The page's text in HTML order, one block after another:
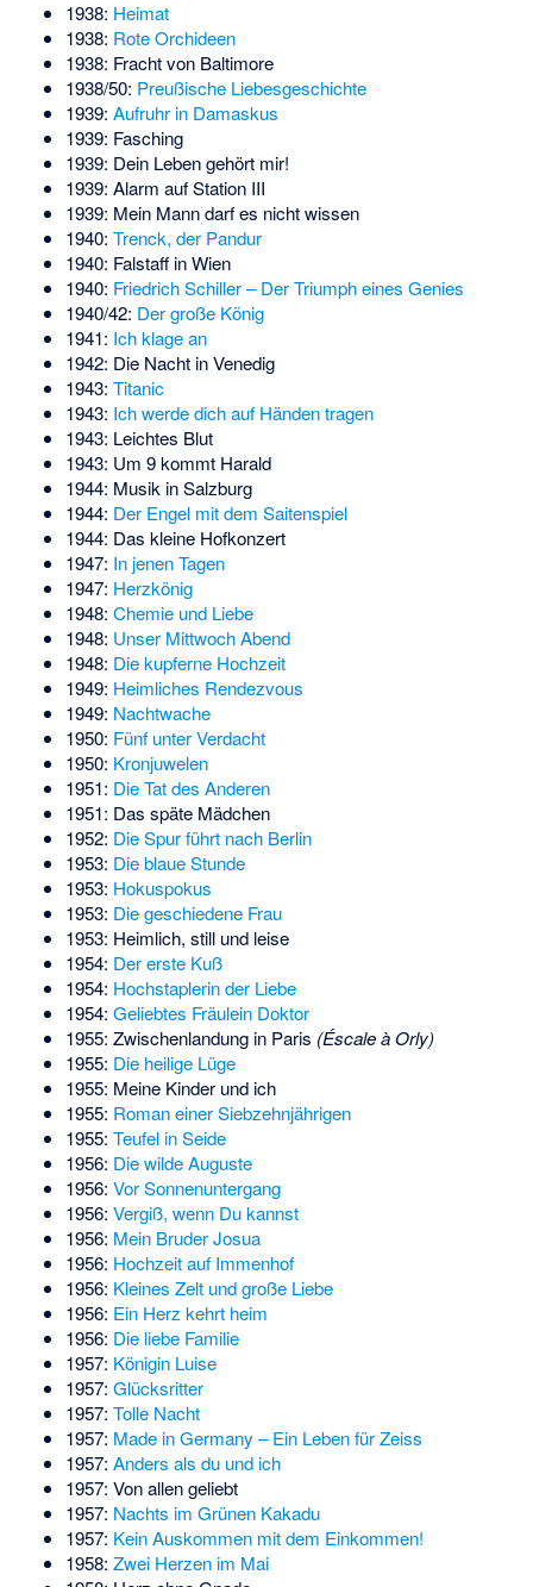
1938: Heimat
1938: Rote Orchideen
1938: Fracht von Baltimore
1938/50: Preußische Liebesgeschichte
1939: Aufruhr in Damaskus
1939: Fasching
1939: Dein Leben gehört mir!
1939: Alarm auf Station III
1939: Mein Mann darf es nicht wissen
1940: Trenck, der Pandur
1940: Falstaff in Wien
1940: Friedrich Schiller – Der Triumph eines Genies
1940/42: Der große König
1941: Ich klage an
1942: Die Nacht in Venedig
1943: Titanic
1943: Ich werde dich auf Händen tragen
1943: Leichtes Blut
1943: Um 9 kommt Harald
1944: Musik in Salzburg
1944: Der Engel mit dem Saitenspiel
1944: Das kleine Hofkonzert
1947: In jenen Tagen
1947: Herzkönig
1948: Chemie und Liebe
1948: Unser Mittwoch Abend
1948: Die kupferne Hochzeit
1949: Heimliches Rendezvous
1949: Nachtwache
1950: Fünf unter Verdacht
1950: Kronjuwelen
1951: Die Tat des Anderen
1951: Das späte Mädchen
1952: Die Spur führt nach Berlin
1953: Die blaue Stunde
1953: Hokuspokus
1953: Die geschiedene Frau
1953: Heimlich, still und leise
1954: Der erste Kuß
1954: Hochstaplerin der Liebe
1954: Geliebtes Fräulein Doktor
1955: Zwischenlandung in Paris (Éscale à Orly)
1955: Die heilige Lüge
1955: Meine Kinder und ich
1955: Roman einer Siebzehnjährigen
1955: Teufel in Seide
1956: Die wilde Auguste
1956: Vor Sonnenuntergang
1956: Vergiß, wenn Du kannst
1956: Mein Bruder Josua
1956: Hochzeit auf Immenhof
1956: Kleines Zelt und große Liebe
1956: Ein Herz kehrt heim
1956: Die liebe Familie
1957: Königin Luise
1957: Glücksritter
1957: Tolle Nacht
1957: Made in Germany – Ein Leben für Zeiss
1957: Anders als du und ich
1957: Von allen geliebt
1957: Nachts im Grünen Kakadu
1957: Kein Auskommen mit dem Einkommen!
1958: Zwei Herzen im Mai